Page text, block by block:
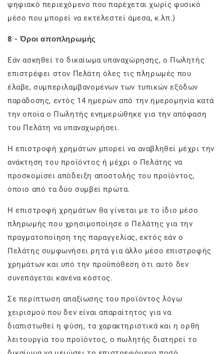
ψηφιακό περιεχόμενο που παρέχεται χωρίς φυσικό
μέσο που μπορεί να εκτελεστεί άμεσα, κ.λπ.)
8 - Όροι αποπληρωμής
Εάν ασκηθεί το δικαίωμα υπαναχώρησης, ο Πωλητής
επιστρέφει στον Πελάτη όλες τις πληρωμές που
έλαβε, συμπεριλαμβανομένων των τυπικών εξόδων
παράδοσης, εντός 14 ημερών από την ημερομηνία κατά
την οποία ο Πωλητής ενημερώθηκε για την απόφαση
του Πελάτη να υπαναχωρήσει.
Η επιστροφή χρημάτων μπορεί να αναβληθεί μέχρι την
ανάκτηση του προϊόντος ή μέχρι ο Πελάτης να
προσκομίσει απόδειξη αποστολής του προϊόντος,
όποιο από τα δύο συμβεί πρώτα.
Η επιστροφή χρημάτων θα γίνεται με το ίδιο μέσο
πληρωμής που χρησιμοποίησε ο Πελάτης για την
πραγματοποίηση της παραγγελίας, εκτός εάν ο
Πελάτης συμφωνήσει ρητά για άλλο μέσο επιστροφής
χρημάτων και υπό την προϋπόθεση ότι αυτό δεν
συνεπάγεται κανένα κόστος.
Σε περίπτωση απαξίωσης του προϊόντος λόγω
χειρισμού που δεν είναι απαραίτητος για να
διαπιστωθεί η φύση, τα χαρακτηριστικά και η ορθή
λειτουργία του προϊόντος, ο πωλητής διατηρεί το